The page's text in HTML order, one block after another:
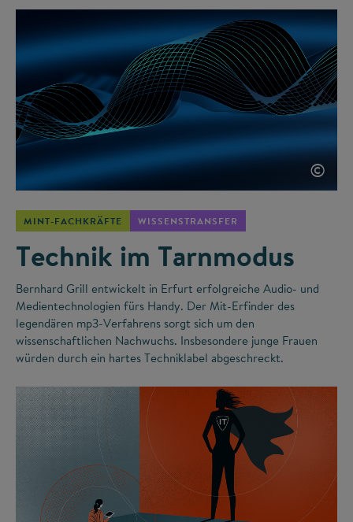
©
MINT-FACHKRÄFTE WISSENSTRANSFER
Technik im Tarnmodus
Bernhard Grill entwickelt in Erfurt erfolgreiche Audio- und
Medientechnologien fürs Handy. Der Mit-Erfinder des
legendären mp3-Verfahrens sorgt sich um den
wissenschaftlichen Nachwuchs. Insbesondere junge Frauen
würden durch ein hartes Techniklabel abgeschreckt.